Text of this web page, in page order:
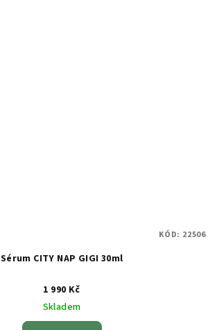
Sérum CITY NAP GIGI 30ml
1 990 Kč
Skladem
KÓD: 22506